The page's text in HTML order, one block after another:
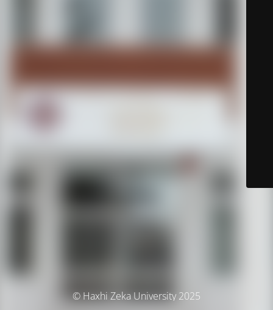
© Haxhi Zeka University 2025